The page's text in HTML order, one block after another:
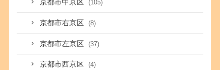
京都市中京区 (105)
京都市右京区 (8)
京都市左京区 (37)
京都市西京区 (4)